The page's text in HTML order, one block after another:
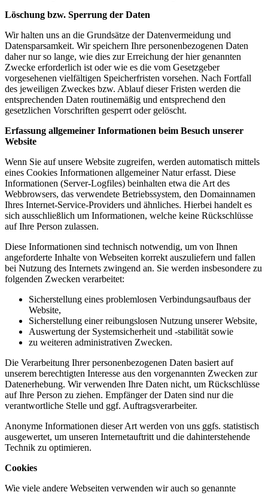
Löschung bzw. Sperrung der Daten
Wir halten uns an die Grundsätze der Datenvermeidung und
Datensparsamkeit. Wir speichern Ihre personenbezogenen Daten
daher nur so lange, wie dies zur Erreichung der hier genannten
Zwecke erforderlich ist oder wie es die vom Gesetzgeber
vorgesehenen vielfältigen Speicherfristen vorsehen. Nach Fortfall
des jeweiligen Zweckes bzw. Ablauf dieser Fristen werden die
entsprechenden Daten routinemäßig und entsprechend den
gesetzlichen Vorschriften gesperrt oder gelöscht.
Erfassung allgemeiner Informationen beim Besuch unserer
Website
Wenn Sie auf unsere Website zugreifen, werden automatisch mittels
eines Cookies Informationen allgemeiner Natur erfasst. Diese
Informationen (Server-Logfiles) beinhalten etwa die Art des
Webbrowsers, das verwendete Betriebssystem, den Domainnamen
Ihres Internet-Service-Providers und ähnliches. Hierbei handelt es
sich ausschließlich um Informationen, welche keine Rückschlüsse
auf Ihre Person zulassen.
Diese Informationen sind technisch notwendig, um von Ihnen
angeforderte Inhalte von Webseiten korrekt auszuliefern und fallen
bei Nutzung des Internets zwingend an. Sie werden insbesondere zu
folgenden Zwecken verarbeitet:
Sicherstellung eines problemlosen Verbindungsaufbaus der
Website,
Sicherstellung einer reibungslosen Nutzung unserer Website,
Auswertung der Systemsicherheit und -stabilität sowie
zu weiteren administrativen Zwecken.
Die Verarbeitung Ihrer personenbezogenen Daten basiert auf
unserem berechtigten Interesse aus den vorgenannten Zwecken zur
Datenerhebung. Wir verwenden Ihre Daten nicht, um Rückschlüsse
auf Ihre Person zu ziehen. Empfänger der Daten sind nur die
verantwortliche Stelle und ggf. Auftragsverarbeiter.
Anonyme Informationen dieser Art werden von uns ggfs. statistisch
ausgewertet, um unseren Internetauftritt und die dahinterstehende
Technik zu optimieren.
Cookies
Wie viele andere Webseiten verwenden wir auch so genannte